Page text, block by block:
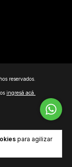
para agilizar
reservados.
ingresá acá.